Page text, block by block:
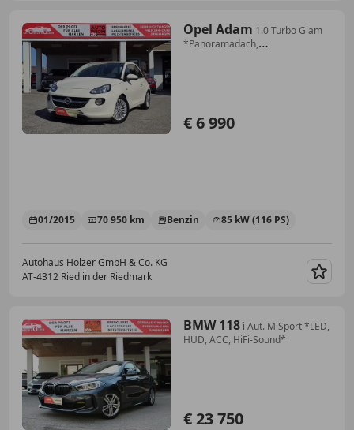
Opel Adam 1.0 Turbo Glam
*Panoramadach,
€ 6 990
01/2015 70 950 km Benzin 85 kW (116 PS)
Autohaus Holzer GmbH & Co. KG
AT-4312 Ried in der Riedmark
BMW 118 i Aut. M Sport *LED,
HUD, ACC, HiFi-Sound*
€ 23 750